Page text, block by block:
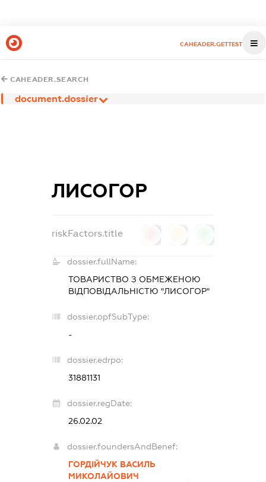
CAHEADER.GETTEST
CAHEADER.SEARCH
document.dossier
ЛИСОГОР
riskFactors.title
dossier.fullName:
ТОВАРИСТВО З ОБМЕЖЕНОЮ
ВІДПОВІДАЛЬНІСТЮ "ЛИСОГОР"
dossier.opfSubType:
-
dossier.edrpo:
31881131
dossier.regDate:
26.02.02
dossier.foundersAndBenef:
ГОРДІЙЧУК ВАСИЛЬ
МИКОЛАЙОВИЧ